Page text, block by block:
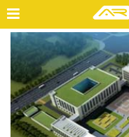
精选案例
建 筑
景 观
室 内
视 频